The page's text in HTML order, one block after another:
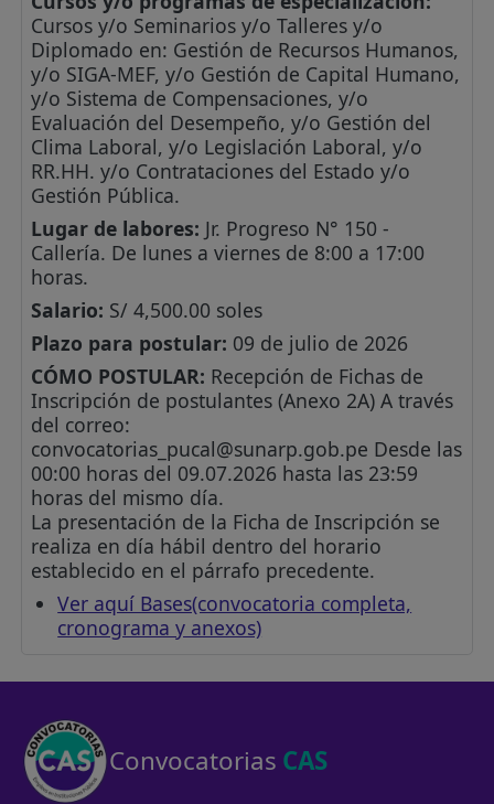
Cursos y/o Seminarios y/o Talleres y/o
Diplomado en: Gestión de Recursos Humanos,
y/o SIGA-MEF, y/o Gestión de Capital Humano,
y/o Sistema de Compensaciones, y/o
Evaluación del Desempeño, y/o Gestión del
Clima Laboral, y/o Legislación Laboral, y/o
RR.HH. y/o Contrataciones del Estado y/o
Gestión Pública.
Lugar de labores: Jr. Progreso N° 150 -
Callería. De lunes a viernes de 8:00 a 17:00
horas.
Salario: S/ 4,500.00 soles
Plazo para postular: 09 de julio de 2026
CÓMO POSTULAR: Recepción de Fichas de
Inscripción de postulantes (Anexo 2A) A través
del correo:
convocatorias_pucal@sunarp.gob.pe Desde las
00:00 horas del 09.07.2026 hasta las 23:59
horas del mismo día.
La presentación de la Ficha de Inscripción se
realiza en día hábil dentro del horario
establecido en el párrafo precedente.
Ver aquí Bases(convocatoria completa,
cronograma y anexos)
Convocatorias CAS